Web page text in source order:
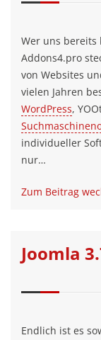
Wer uns bereits
Addons4.pro
von Websites
vielen Jahren
WordPress,
individueller
nur…
Zum Beitrag
Joomla
Endlich ist es